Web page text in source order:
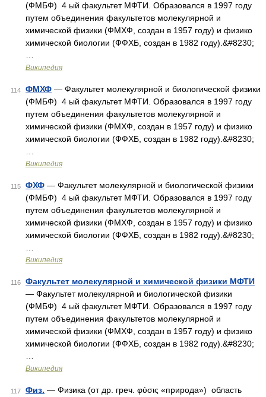
(ФМБФ) 4 ый факультет МФТИ. Образовался в 1997 году
путем объединения факультетов молекулярной и
химической физики (ФМХФ, создан в 1957 году) и физико
химической биологии (ФФХБ, создан в 1982 году).&#8230;
Википедия
114 ФМХФ — Факультет молекулярной и биологической физики
(ФМБФ) 4 ый факультет МФТИ. Образовался в 1997 году
путем объединения факультетов молекулярной и
химической физики (ФМХФ, создан в 1957 году) и физико
химической биологии (ФФХБ, создан в 1982 году).&#8230;
Википедия
115 ФХФ — Факультет молекулярной и биологической физики
(ФМБФ) 4 ый факультет МФТИ. Образовался в 1997 году
путем объединения факультетов молекулярной и
химической физики (ФМХФ, создан в 1957 году) и физико
химической биологии (ФФХБ, создан в 1982 году).&#8230;
Википедия
116
Факультет молекулярной и химической физики МФТИ
— Факультет молекулярной и биологической физики
(ФМБФ) 4 ый факультет МФТИ. Образовался в 1997 году
путем объединения факультетов молекулярной и
химической физики (ФМХФ, создан в 1957 году) и физико
химической биологии (ФФХБ, создан в 1982 году).&#8230;
Википедия
117 Физ. — Физика (от др. греч. φύσις «природа») область